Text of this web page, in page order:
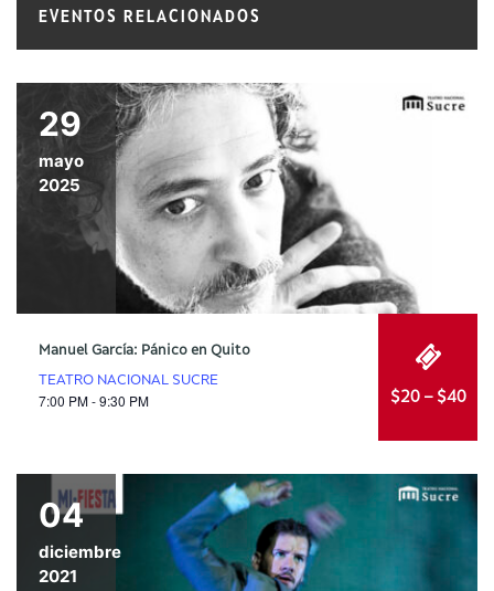
EVENTOS RELACIONADOS
29
mayo
2025
Manuel García: Pánico en Quito
TEATRO NACIONAL SUCRE
7:00 PM - 9:30 PM $20 – $40
04
diciembre
2021